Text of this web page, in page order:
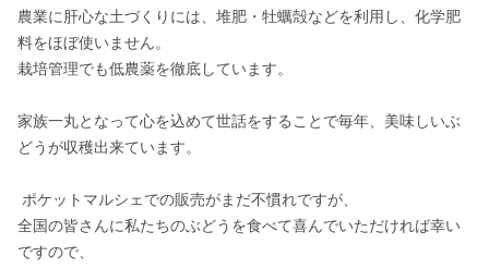
農業に肝心な土づくりには、堆肥・牡蠣殻などを利用し、化学肥
料をほぼ使いません。
栽培管理でも低農薬を徹底しています。
家族一丸となって心を込めて世話をすることで毎年、美味しいぶ
どうが収穫出来ています。
全国の皆さんに私たちのぶどうを食べて喜んでいただければ幸い
ですので、